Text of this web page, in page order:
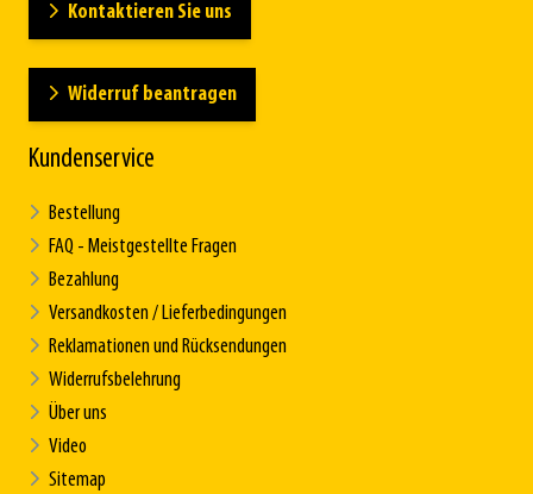
Kontaktieren Sie uns
Widerruf beantragen
Kundenservice
Bestellung
FAQ - Meistgestellte Fragen
Bezahlung
Versandkosten / Lieferbedingungen
Reklamationen und Rücksendungen
Widerrufsbelehrung
Über uns
Video
Sitemap